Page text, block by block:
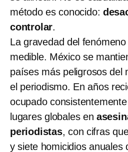
método es conocido:
controlar.
La gravedad del
medible. México se
países más peligrosos del
el periodismo. En años
ocupado
lugares globales en
periodistas, con cifras
y siete homicidios anuales